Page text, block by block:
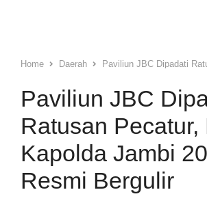
Home Daerah Paviliun JBC Dipadati
Paviliun JBC
Ratusan Pecatur,
Kapolda Jambi
Resmi Bergulir